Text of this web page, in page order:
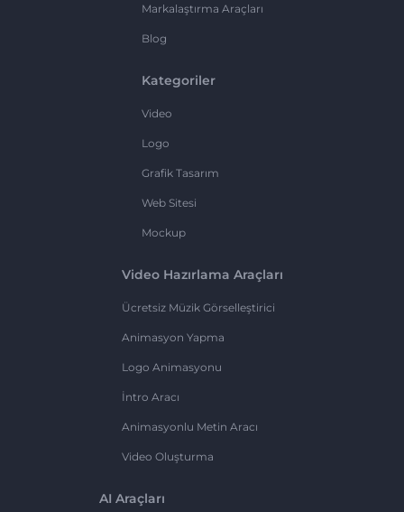
Markalaştırma Araçları
Blog
Kategoriler
Video
Logo
Grafik Tasarım
Web Sitesi
Mockup
Video Hazırlama Araçları
Ücretsiz Müzik Görselleştirici
Animasyon Yapma
Logo Animasyonu
İntro Aracı
Animasyonlu Metin Aracı
Video Oluşturma
AI Araçları